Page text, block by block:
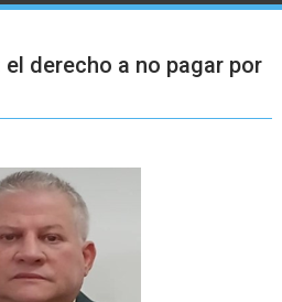
derecho a no pagar por